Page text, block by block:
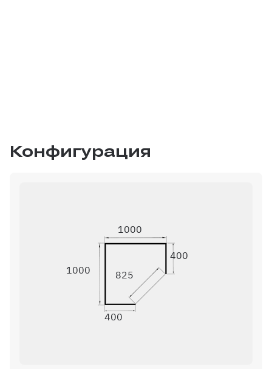
Конфигурация
825
1000
1000
400
400